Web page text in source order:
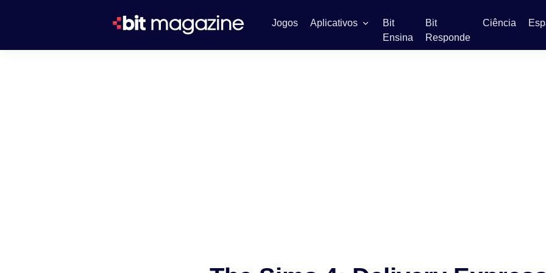
Jogos Aplicativos
Bit
Ensina
Bit
Responde
Ciência